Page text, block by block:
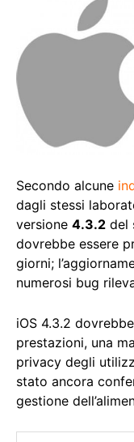
Secondo alcune
dagli stessi
versione 4.3.2 del
dovrebbe essere
giorni;
numerosi bug
iOS 4.3.2
prestazioni, una
privacy degli
stato ancora
gestione